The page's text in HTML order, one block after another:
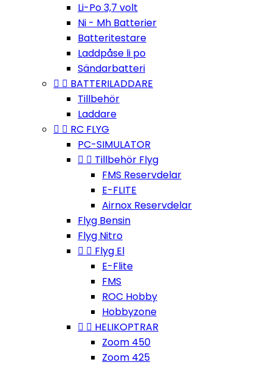
Li-Po 3,7 volt
Ni - Mh Batterier
Batteritestare
Laddpåse li po
Sändarbatteri
  BATTERILADDARE
Tillbehör
Laddare
  RC FLYG
PC-SIMULATOR
  Tillbehör Flyg
FMS Reservdelar
E-FLITE
Airnox Reservdelar
Flyg Bensin
Flyg Nitro
  Flyg El
E-Flite
FMS
ROC Hobby
Hobbyzone
  HELIKOPTRAR
Zoom 450
Zoom 425